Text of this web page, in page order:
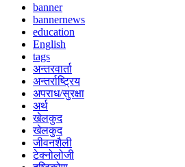
banner
bannernews
education
English
tags
अन्तरवार्ता
अन्तर्राष्ट्रिय
अपराध/सुरक्षा
अर्थ
खेलकुद
खेलकुद
जीवनशैली
टेक्नोलोजी